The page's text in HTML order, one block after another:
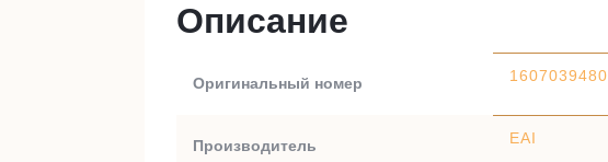
Описание
Оригинальный номер 1607039480
Производитель EAI